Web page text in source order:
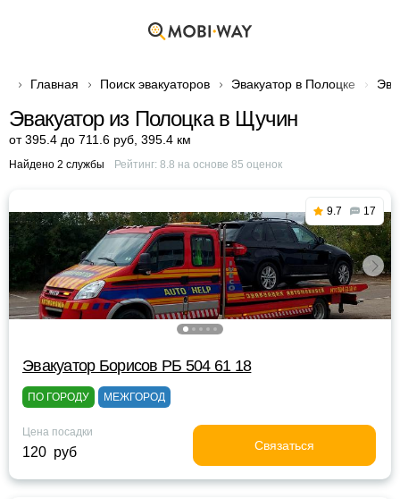
Главная Поиск эвакуаторов Эвакуатор в Полоцке
Эвакуатор из Полоцка в Щучин
от 395.4 до 711.6 руб 395.4 км
Найдено 2 службы Рейтинг: 8.8 на основе 85 оценок
9.7 17
Эвакуатор Борисов РБ 504 61 18
ПО ГОРОДУ МЕЖГОРОД
Цена посадки
120 руб Связаться